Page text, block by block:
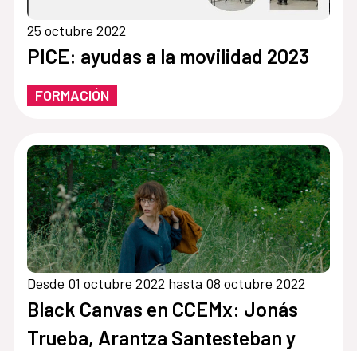
25 octubre 2022
PICE: ayudas a la movilidad 2023
FORMACIÓN
Desde 01 octubre 2022 hasta 08 octubre 2022
Black Canvas en CCEMx: Jonás
Trueba, Arantza Santesteban y